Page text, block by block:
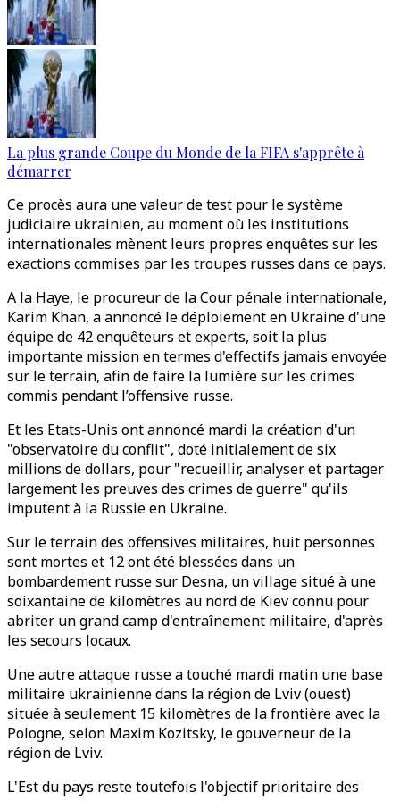
La plus grande Coupe du Monde de la FIFA s'apprête à
démarrer
Ce procès aura une valeur de test pour le système
judiciaire ukrainien, au moment où les institutions
internationales mènent leurs propres enquêtes sur les
exactions commises par les troupes russes dans ce pays.
A la Haye, le procureur de la Cour pénale internationale,
Karim Khan, a annoncé le déploiement en Ukraine d'une
équipe de 42 enquêteurs et experts, soit la plus
importante mission en termes d'effectifs jamais envoyée
sur le terrain, afin de faire la lumière sur les crimes
commis pendant l’offensive russe.
Et les Etats-Unis ont annoncé mardi la création d'un
"observatoire du conflit", doté initialement de six
millions de dollars, pour "recueillir, analyser et partager
largement les preuves des crimes de guerre" qu'ils
imputent à la Russie en Ukraine.
Sur le terrain des offensives militaires, huit personnes
sont mortes et 12 ont été blessées dans un
bombardement russe sur Desna, un village situé à une
soixantaine de kilomètres au nord de Kiev connu pour
abriter un grand camp d'entraînement militaire, d'après
les secours locaux.
Une autre attaque russe a touché mardi matin une base
militaire ukrainienne dans la région de Lviv (ouest)
située à seulement 15 kilomètres de la frontière avec la
Pologne, selon Maxim Kozitsky, le gouverneur de la
région de Lviv.
L'Est du pays reste toutefois l'objectif prioritaire des